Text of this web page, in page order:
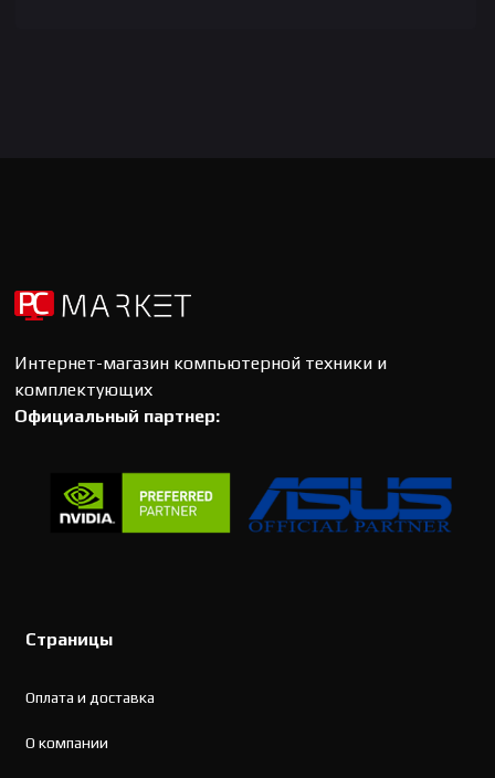
Интернет-магазин компьютерной техники и
комплектующих
Официальный партнер:
Страницы
Оплата и доставка
О компании